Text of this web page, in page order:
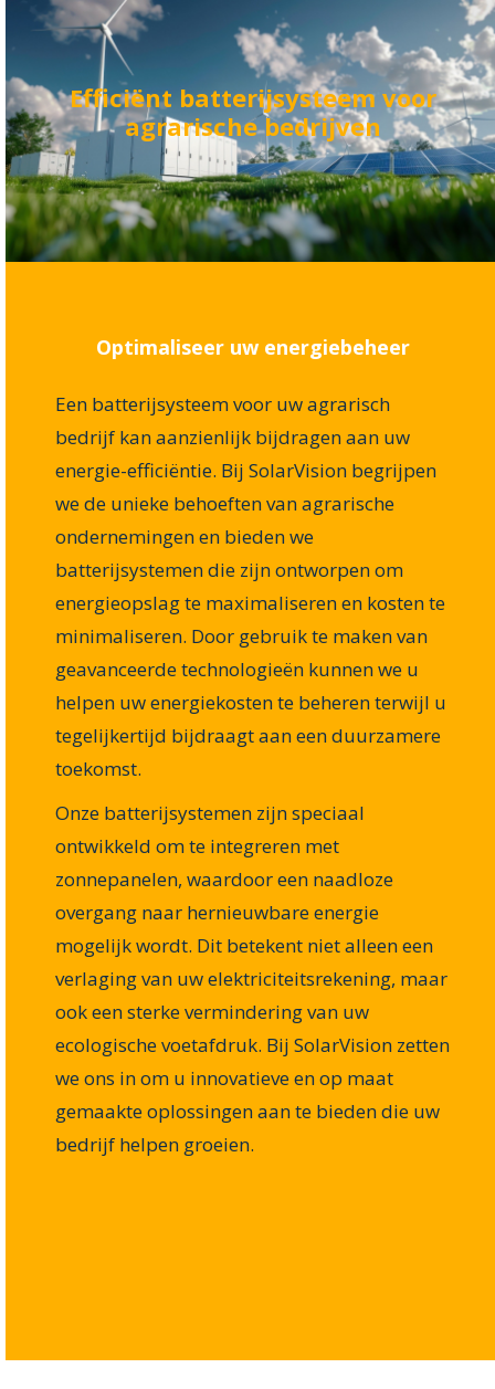
Efficiënt batterijsysteem voor
agrarische bedrijven
Optimaliseer uw energiebeheer
Een batterijsysteem voor uw agrarisch
bedrijf kan aanzienlijk bijdragen aan uw
energie-efficiëntie. Bij SolarVision begrijpen
we de unieke behoeften van agrarische
ondernemingen en bieden we
batterijsystemen die zijn ontworpen om
energieopslag te maximaliseren en kosten te
minimaliseren. Door gebruik te maken van
geavanceerde technologieën kunnen we u
helpen uw energiekosten te beheren terwijl u
tegelijkertijd bijdraagt aan een duurzamere
toekomst.
Onze batterijsystemen zijn speciaal
ontwikkeld om te integreren met
zonnepanelen, waardoor een naadloze
overgang naar hernieuwbare energie
mogelijk wordt. Dit betekent niet alleen een
verlaging van uw elektriciteitsrekening, maar
ook een sterke vermindering van uw
ecologische voetafdruk. Bij SolarVision zetten
we ons in om u innovatieve en op maat
gemaakte oplossingen aan te bieden die uw
bedrijf helpen groeien.